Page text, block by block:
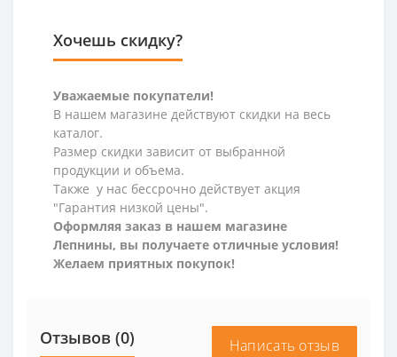
Хочешь скидку?
Уважаемые покупатели!
В нашем магазине действуют скидки на весь
каталог.
Размер скидки зависит от выбранной
продукции и объема.
Также у нас бессрочно действует акция
"Гарантия низкой цены".
Оформляя заказ в нашем магазине
Лепнины, вы получаете отличные условия!
Желаем приятных покупок!
Отзывов (0) Написать отзыв